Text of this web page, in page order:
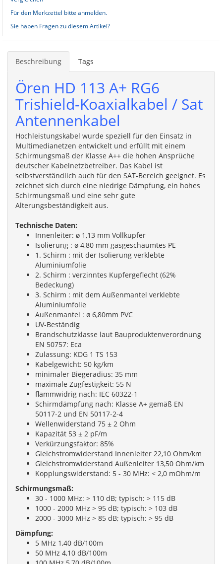
Für den Merkzettel bitte anmelden.
Sie haben Fragen zu diesem Artikel?
Beschreibung Tags
Ören HD 113 A+ RG6
Trishield-Koaxialkabel / Sat
Antennenkabel
Hochleistungskabel wurde speziell für den Einsatz in
Multimedianetzen entwickelt und erfüllt mit einem
Schirmungsmaß der Klasse A++ die hohen Ansprüche
deutscher Kabelnetzbetreiber. Das Kabel ist
selbstverständlich auch für den SAT-Bereich geeignet. Es
zeichnet sich durch eine niedrige Dämpfung, ein hohes
Schirmungsmaß und eine sehr gute
Alterungsbeständigkeit aus.
Technische Daten:
Innenleiter: ø 1,13 mm Vollkupfer
Isolierung : ø 4,80 mm gasgeschäumtes PE
1. Schirm : mit der Isolierung verklebte
Aluminiumfolie
2. Schirm : verzinntes Kupfergeflecht (62%
Bedeckung)
3. Schirm : mit dem Außenmantel verklebte
Aluminiumfolie
Außenmantel : ø 6,80mm PVC
UV-Beständig
Brandschutzklasse laut Bauproduktenverordnung
EN 50757: Eca
Zulassung: KDG 1 TS 153
Kabelgewicht: 50 kg/km
minimaler Biegeradius: 35 mm
maximale Zugfestigkeit: 55 N
flammwidrig nach: IEC 60322-1
Schirmdämpfung nach: Klasse A+ gemäß EN
50117-2 und EN 50117-2-4
Wellenwiderstand 75 ± 2 Ohm
Kapazität 53 ± 2 pF/m
Verkürzungsfaktor: 85%
Gleichstromwiderstand Innenleiter 22,10 Ohm/km
Gleichstromwiderstand Außenleiter 13,50 Ohm/km
Kopplungswiderstand: 5 - 30 MHz: < 2,0 mOhm/m
Schirmungsmaß:
30 - 1000 MHz: > 110 dB; typisch: > 115 dB
1000 - 2000 MHz > 95 dB; typisch: > 103 dB
2000 - 3000 MHz > 85 dB; typisch: > 95 dB
Dämpfung:
5 MHz 1,40 dB/100m
50 MHz 4,10 dB/100m